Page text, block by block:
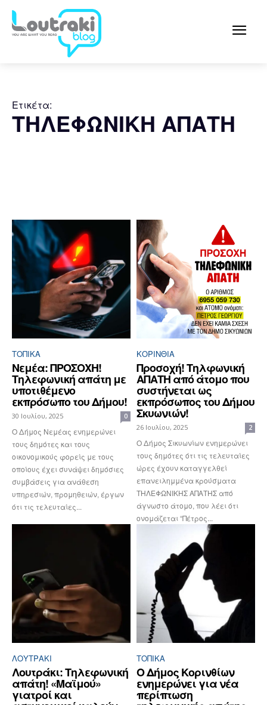
Ετικέτα:
ΤΗΛΕΦΩΝΙΚΗ ΑΠΑΤΗ
ΤΟΠΙΚΑ
Νεμέα: ΠΡΟΣΟΧΗ!
Τηλεφωνική απάτη με
υποτιθέμενο
εκπρόσωπο του Δήμου!
30 Ιουλίου, 2025 0
O Δήμος Νεμέας ενημερώνει
τους δημότες και τους
οικονομικούς φορείς με τους
οποίους έχει συνάψει δημόσιες
συμβάσεις για ανάθεση
υπηρεσιών, προμηθειών, έργων
ότι τις τελευταίες...
ΚΟΡΙΝΘΊΑ
Προσοχή! Τηλφωνική
ΑΠΑΤΗ από άτομο που
συστήνεται ως
εκπρόσωπος του Δήμου
Σκυωνιών!
26 Ιουλίου, 2025 2
Ο Δήμος Σικυωνίων ενημερώνει
τους δημότες ότι τις τελευταίες
ώρες έχουν καταγγελθεί
επανειλημμένα κρούσματα
ΤΗΛΕΦΩΝΙΚΗΣ ΑΠΑΤΗΣ από
άγνωστο άτομο, που λέει ότι
ονομάζεται “Πέτρος...
ΛΟΥΤΡΆΚΙ
Λουτράκι: Τηλεφωνική
απάτη! «Μαϊμού»
γιατροί και
ΤΟΠΙΚΑ
Ο Δήμος Κορινθίων
ενημερώνει για νέα
περίπτωση